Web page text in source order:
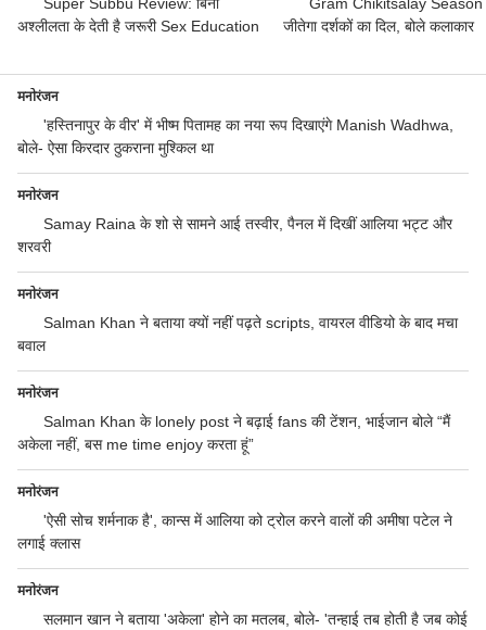
Super Subbu Review: बिना
अश्लीलता के देती है जरूरी Sex Education
Gram Chikitsalay Season
जीतेगा दर्शकों का दिल, बोले कलाकार
मनोरंजन
'हस्तिनापुर के वीर' में भीष्म पितामह का नया रूप दिखाएंगे Manish Wadhwa,
बोले- ऐसा किरदार ठुकराना मुश्किल था
मनोरंजन
Samay Raina के शो से सामने आई तस्वीर, पैनल में दिखीं आलिया भट्ट और
शरवरी
मनोरंजन
Salman Khan ने बताया क्यों नहीं पढ़ते scripts, वायरल वीडियो के बाद मचा
बवाल
मनोरंजन
Salman Khan के lonely post ने बढ़ाई fans की टेंशन, भाईजान बोले “मैं
अकेला नहीं, बस me time enjoy करता हूं”
मनोरंजन
'ऐसी सोच शर्मनाक है', कान्स में आलिया को ट्रोल करने वालों की अमीषा पटेल ने
लगाई क्लास
मनोरंजन
सलमान खान ने बताया 'अकेला' होने का मतलब, बोले- 'तन्हाई तब होती है जब कोई